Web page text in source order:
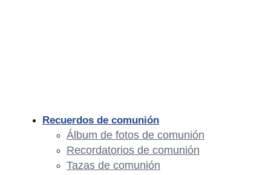
Recuerdos de comunión
Álbum de fotos de comunión
Recordatorios de comunión
Tazas de comunión